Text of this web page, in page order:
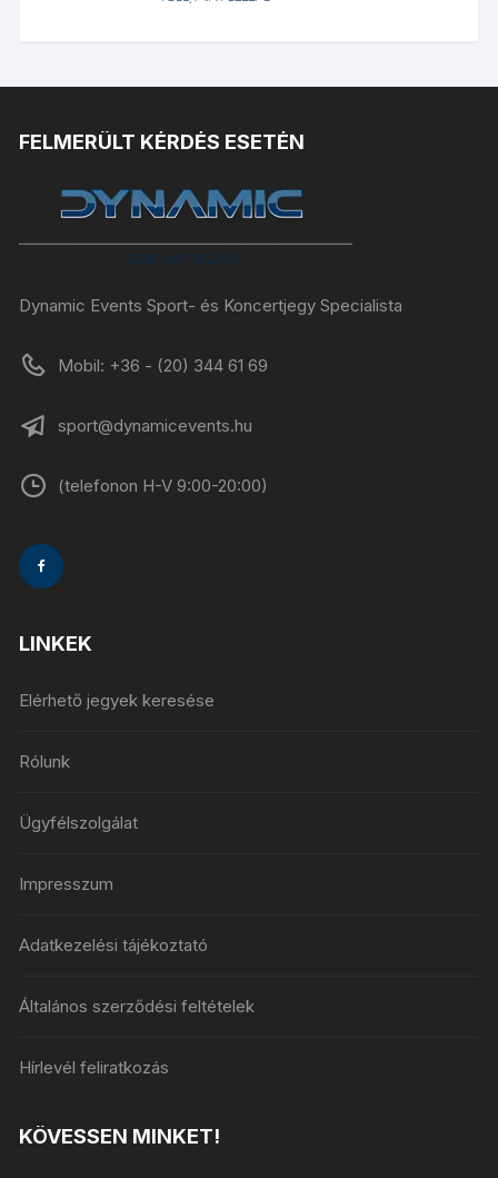
FELMERÜLT KÉRDÉS ESETÉN
Dynamic Events Sport- és Koncertjegy Specialista
Mobil: +36 - (20) 344 61 69
sport@dynamicevents.hu
(telefonon H-V 9:00-20:00)
LINKEK
Elérhető jegyek keresése
Rólunk
Ügyfélszolgálat
Impresszum
Adatkezelési tájékoztató
Általános szerződési feltételek
Hírlevél feliratkozás
KÖVESSEN MINKET!